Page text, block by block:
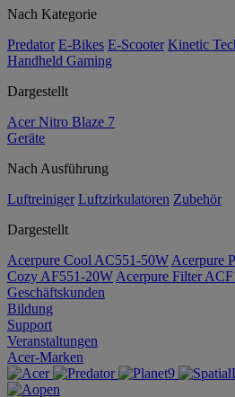
Nach Kategorie
Predator E-Bikes E-Scooter Kinetic
Handheld Gaming
Dargestellt
Acer Nitro Blaze 7
Geräte
Nach Ausführung
Luftreiniger Luftzirkulatoren Zubehör
Dargestellt
Acerpure Cool AC551-50W Acerpure
Cozy AF551-20W Acerpure Filter
Geschäftskunden
Bildung
Support
Veranstaltungen
Acer-Marken